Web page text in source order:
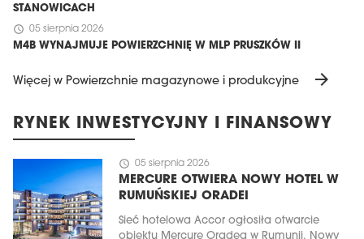
STANOWICACH
schedule 05 sierpnia 2026
M4B WYNAJMUJE POWIERZCHNIĘ W MLP PRUSZKÓW II
Więcej w Powierzchnie magazynowe i produkcyjne arrow_forward
RYNEK INWESTYCYJNY I FINANSOWY
schedule 05 sierpnia 2026
MERCURE OTWIERA NOWY HOTEL W
RUMUŃSKIEJ ORADEI
Sieć hotelowa Accor ogłosiła otwarcie
obiektu Mercure Oradea w Rumunii. Nowy